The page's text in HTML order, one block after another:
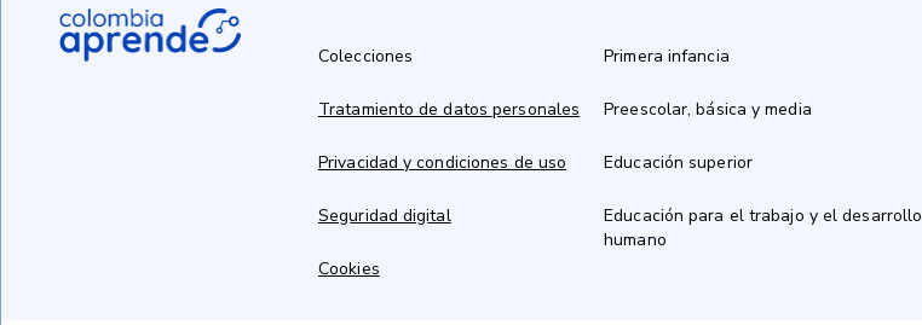
Colecciones
Tratamiento de datos personales
Privacidad y condiciones de uso
Seguridad digital
Cookies
Primera infancia
Preescolar, básica y media
Educación superior
Educación para el trabajo y el desarrollo
humano